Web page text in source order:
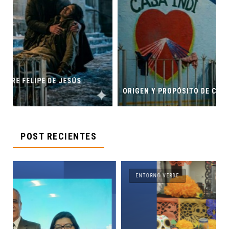
ORIGEN Y PROPÓSITO DE CASA INDI
POST RECIENTES